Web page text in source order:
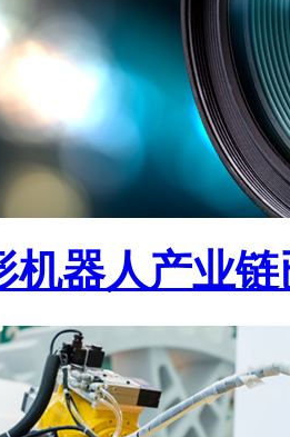
机器人产业